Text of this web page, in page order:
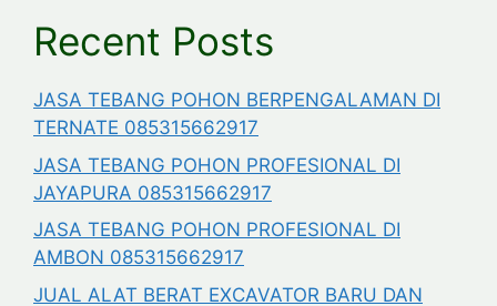
Recent Posts
JASA TEBANG POHON BERPENGALAMAN DI
TERNATE 085315662917
JASA TEBANG POHON PROFESIONAL DI
JAYAPURA 085315662917
JASA TEBANG POHON PROFESIONAL DI
AMBON 085315662917
JUAL ALAT BERAT EXCAVATOR BARU DAN